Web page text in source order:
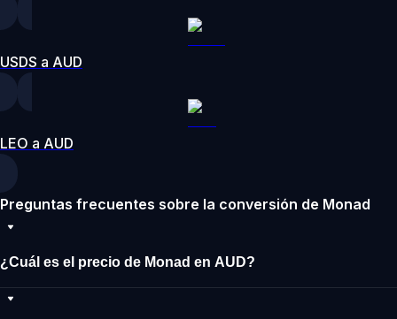
USDS a AUD
LEO a AUD
Preguntas frecuentes sobre la conversión de Monad
¿Cuál es el precio de Monad en AUD?